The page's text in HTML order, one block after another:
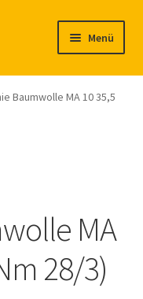
Menü
Baumwolle MA 10 35,5
MA
28/3)